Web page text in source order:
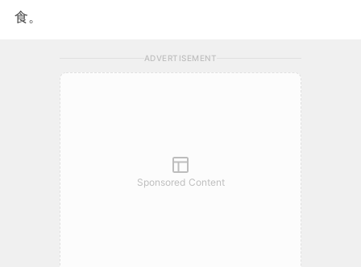
食。
ADVERTISEMENT
Sponsored Content